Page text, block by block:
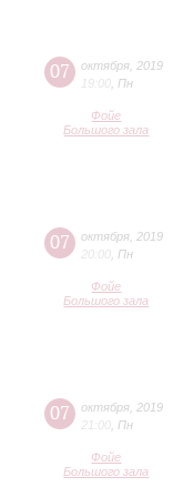
07 октября 2019
19:00 Пн
Фойе
Большого зала
07 октября 2019
20:00 Пн
Фойе
Большого зала
07 октября 2019
21:00 Пн
Фойе
Большого зала